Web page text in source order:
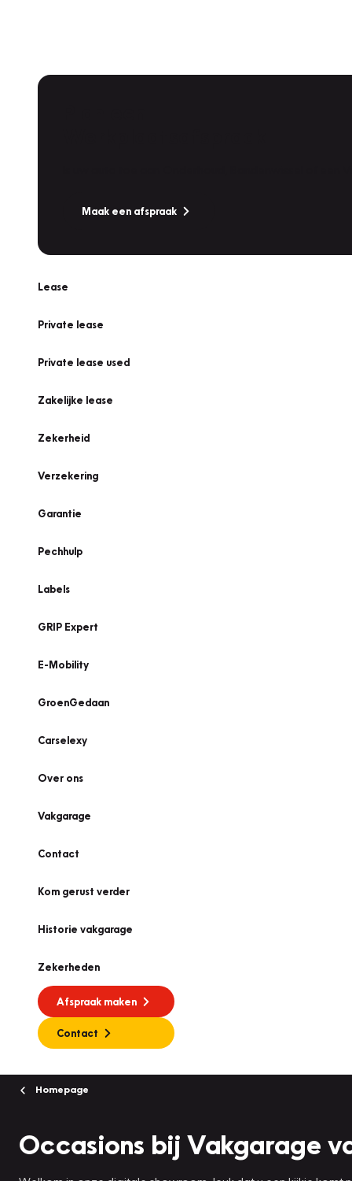
Maak een afspraak
Lease
Private lease
Private lease used
Zakelijke lease
Zekerheid
Verzekering
Garantie
Pechhulp
Labels
GRIP Expert
E-Mobility
GroenGedaan
Carselexy
Over ons
Vakgarage
Contact
Kom gerust verder
Historie vakgarage
Zekerheden
Afspraak maken
Contact
Homepage
Occasions bij Vakgarage